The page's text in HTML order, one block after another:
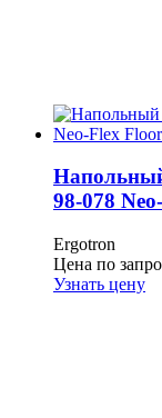
98-078
Ergotron
Цена по
Узнать цену